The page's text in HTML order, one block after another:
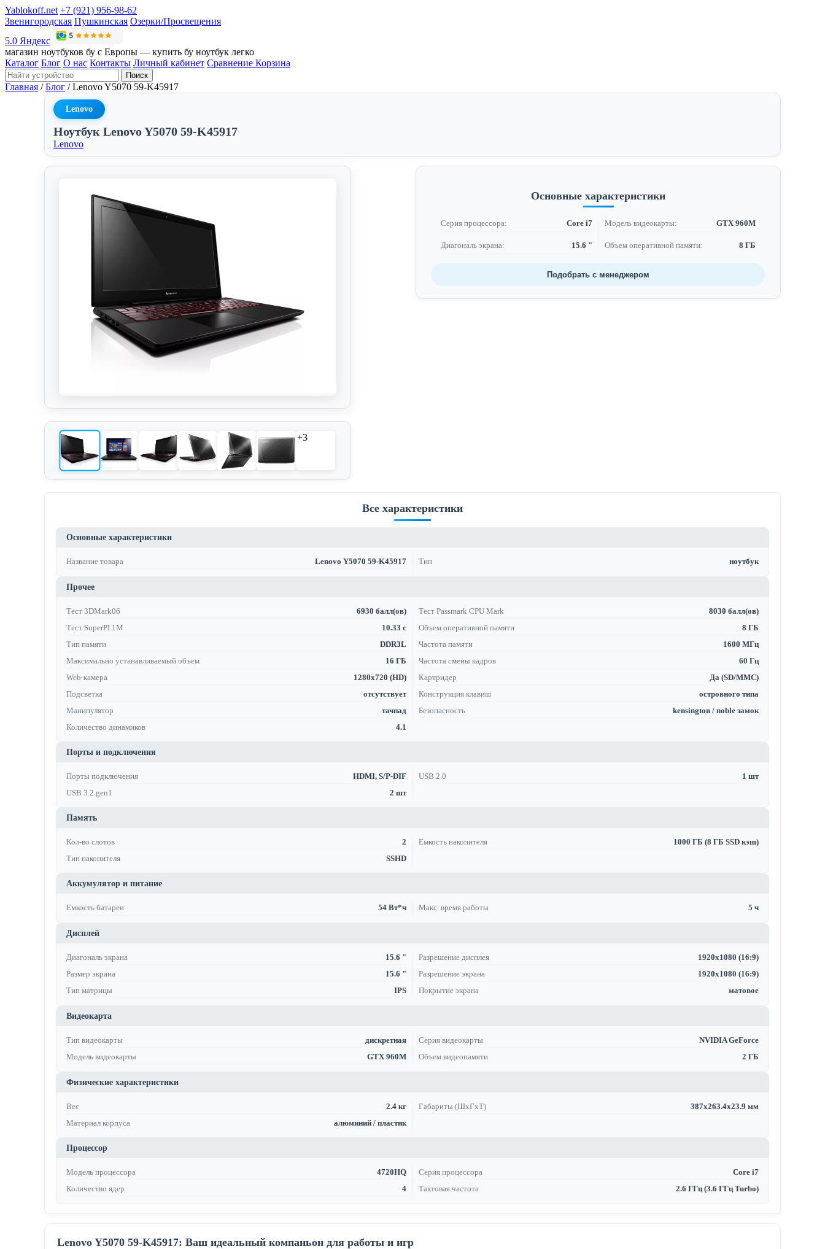
Yablokoff.net +7 (921) 956-98-62
Звенигородская Пушкинская Озерки/Просвещения
5.0 Яндекс
магазин ноутбуков бу с Европы — купить бу ноутбук легко
Каталог Блог О нас Контакты Личный кабинет Сравнение Корзина
Поиск
Главная / Блог / Lenovo Y5070 59-K45917
Lenovo
Ноутбук Lenovo Y5070 59-K45917
Lenovo
+3
Основные характеристики
Серия процессора: Core i7 Модель видеокарты: GTX 960M
Диагональ экрана: 15.6 " Объем оперативной памяти: 8 ГБ
Подобрать с менеджером
Все характеристики
Основные характеристики
Название товара Lenovo Y5070 59-K45917 Тип ноутбук
Прочее
Тест 3DMark06 6930 балл(ов) Тест Passmark CPU Mark
8030 балл(ов)
Тест SuperPI 1M
10.33 с Объем оперативной памяти
8 ГБ
Тип памяти
DDR3L Частота памяти
1600 МГц
Максимально устанавливаемый объем
16 ГБ Частота смены кадров
60 Гц
Web-камера
1280x720 (HD) Картридер
Да (SD/MMC)
Подсветка
отсутствует Конструкция клавиш
островного типа
Манипулятор
тачпад Безопасность
kensington / noble замок
Количество динамиков
4.1
Порты и подключения
Порты подключения HDMI, S/P-DIF USB 2.0
1 шт
USB 3.2 gen1
2 шт
Память
Кол-во слотов 2 Емкость накопителя
1000 ГБ (8 ГБ SSD кэш)
Тип накопителя
SSHD
Аккумулятор и питание
Емкость батареи 54 Вт*ч Макс. время работы 5 ч
Дисплей
Диагональ экрана 15.6 " Разрешение дисплея
1920x1080 (16:9)
Размер экрана
15.6 " Разрешение экрана
1920x1080 (16:9)
Тип матрицы
IPS Покрытие экрана матовое
Видеокарта
Тип видеокарты дискретная Серия видеокарты
NVIDIA GeForce
Модель видеокарты
GTX 960M Объем видеопамяти 2 ГБ
Физические характеристики
Вес 2.4 кг Габариты (ШхГхТ)
387x263.4x23.9 мм
Материал корпуса
алюминий / пластик
Процессор
Модель процессора 4720HQ Серия процессора
Core i7
Количество ядер
4 Тактовая частота 2.6 ГГц (3.6 ГГц Turbo)
Lenovo Y5070 59-K45917: Ваш идеальный компаньон для работы и игр